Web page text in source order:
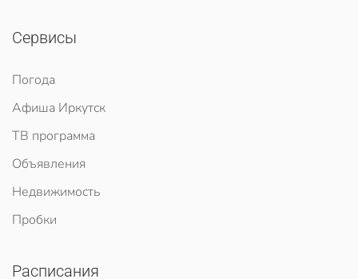
Сервисы
Погода
Афиша Иркутск
ТВ программа
Объявления
Недвижимость
Пробки
Расписания